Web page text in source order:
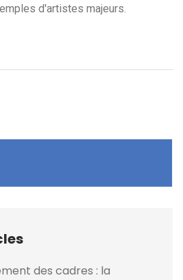
d'artistes majeurs.
des cadres : la